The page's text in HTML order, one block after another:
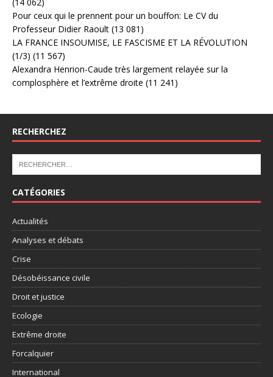
Pour ceux qui le prennent pour un bouffon: Le CV du
Professeur Didier Raoult (13 081)
LA FRANCE INSOUMISE, LE FASCISME ET LA RÉVOLUTION
(1/3) (11 567)
Alexandra Henrion-Caude très largement relayée sur la
complosphère et l’extrême droite (11 241)
RECHERCHEZ
CATÉGORIES
Actualités
Analyses et débats
Crise
Désobéissance civile
Droit et justice
Ecologie
Extrême droite
Forcalquier
International